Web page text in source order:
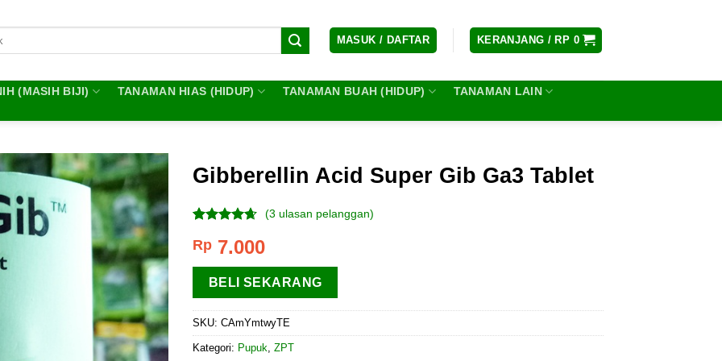
MASUK / DAFTAR KERANJANG / RP 0
(MASIH BIJI) TANAMAN HIAS (HIDUP) TANAMAN BUAH (HIDUP)
TANAMAN LAIN
Gibberellin Acid Super Gib Ga3 Tablet
4.33 dari
berdasarkan
penilaian
pelanggan
(3 ulasan pelanggan)
Rp 7.000
BELI SEKARANG
SKU: CAmYmtwyTE
Kategori: Pupuk, ZPT